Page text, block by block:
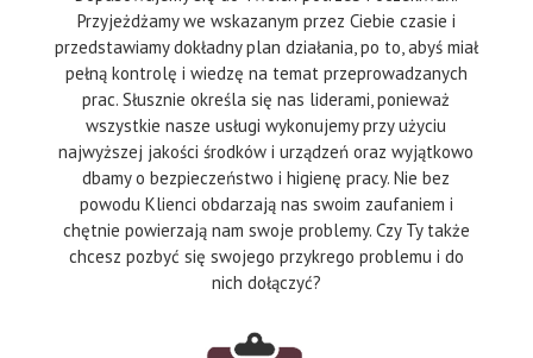
Przyjeżdżamy we wskazanym przez Ciebie czasie i
przedstawiamy dokładny plan działania, po to, abyś miał
pełną kontrolę i wiedzę na temat przeprowadzanych
prac. Słusznie określa się nas liderami, ponieważ
wszystkie nasze usługi wykonujemy przy użyciu
najwyższej jakości środków i urządzeń oraz wyjątkowo
dbamy o bezpieczeństwo i higienę pracy. Nie bez
powodu Klienci obdarzają nas swoim zaufaniem i
chętnie powierzają nam swoje problemy. Czy Ty także
chcesz pozbyć się swojego przykrego problemu i do
nich dołączyć?